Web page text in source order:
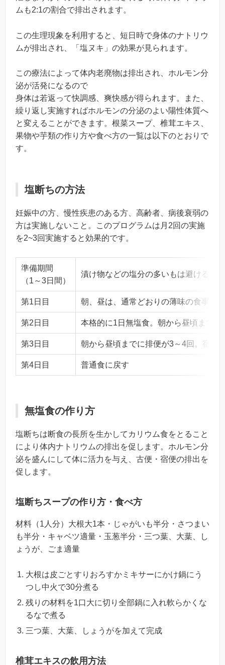
ムも2:1の割合で排出されます。
この生理現象を利用すると、短日時で身体のナトリウ
ムが排出され、「塩ヌキ」の効果が見られます。
この療法によって体内老廃物は排出され、ホルモン分
泌が活発になるので
身体は若返って快調感、爽快感が得られます。また、
繰り返し実施すればホルモンの分泌のよい陽性体質へ
と変えることができます。根菜スープ、椎茸エキス、
果物や芋類の作り方や食べ方の一覧は以下のとおりで
す。
塩断ちの方法
妊娠中の方、慢性疾患のある方、高齢者、病後衰弱の
方は実施しないこと。このプログラムは月2回の実施
を2~3回実施すると効果的です。
準備期間
（1～3日間）
漬け物などの塩分の多いもは避ける様
第1日目 朝、昼は、通常どおりの薄味の食事で
第2日目 本格的に1日無塩食。朝から昼頃まで
第3日目 朝から昼頃までに排便が3～4回。宿便
第4日目 普通食に戻す
無塩食の作り方
塩断ちは断食の長所を生かしてカリウム食をとること
により体内ナトリウムの排出を促します。ホルモン分
泌を盛んにして体に活力を与え、古便・宿便の排出を
促します。
塩断ちスープの作り方・食べ方
材料（1人分）大根大1本・じゃがいも半分・さつまい
も半分・キャベツ適量・玉葱半分・三つ葉、大葉、し
ょうが、ごま適量
大根は皮ごとすりおろすかミキサーにかけ鍋にう
つし中火で30分煮る
残りの材料を1口大に切り全部鍋に入れ軟らかくな
るなで煮る
三つ葉、大葉、しょうがを加えて完成
椎茸エキスの飲用方法